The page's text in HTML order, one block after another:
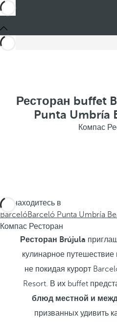
Ресторан buffet
Punta Umbría
Компас
Вы находитесь в
BarcelóBarceló Punta Umbría
Компас Ресторан
Ресторан Brújula
кулинарное путешествие
не покидая курорт
Resort. В их buffet
блюд местной и
призванных удивить